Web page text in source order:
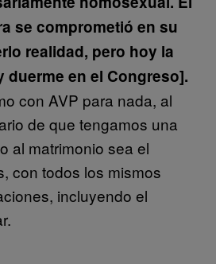
se comprometió en su
realidad, pero hoy la
duerme en el Congreso].
con AVP para nada, al
de que tengamos una
al matrimonio sea el
con todos los mismos
incluyendo el